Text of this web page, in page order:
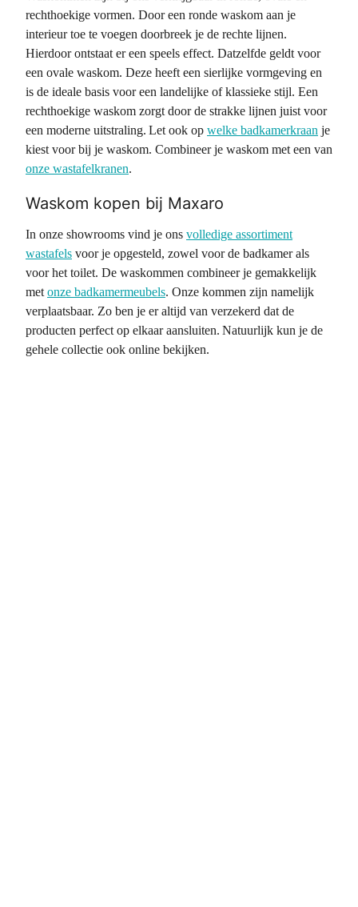
rechthoekige vormen. Door een ronde waskom aan je
interieur toe te voegen doorbreek je de rechte lijnen.
Hierdoor ontstaat er een speels effect. Datzelfde geldt voor
een ovale waskom. Deze heeft een sierlijke vormgeving en
is de ideale basis voor een landelijke of klassieke stijl. Een
rechthoekige waskom zorgt door de strakke lijnen juist voor
een moderne uitstraling. Let ook op welke badkamerkraan je
kiest voor bij je waskom. Combineer je waskom met een van
onze wastafelkranen.
Waskom kopen bij Maxaro
In onze showrooms vind je ons volledige assortiment
wastafels voor je opgesteld, zowel voor de badkamer als
voor het toilet. De waskommen combineer je gemakkelijk
met onze badkamermeubels. Onze kommen zijn namelijk
verplaatsbaar. Zo ben je er altijd van verzekerd dat de
producten perfect op elkaar aansluiten. Natuurlijk kun je de
gehele collectie ook online bekijken.